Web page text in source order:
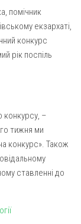
Згромадження
Дім Милосердя
Сестер Чину
помічник
екзархаті,
конкурс
рік поспіль
конкурсу, –
тижня ми
конкурс». Також
ставленні до